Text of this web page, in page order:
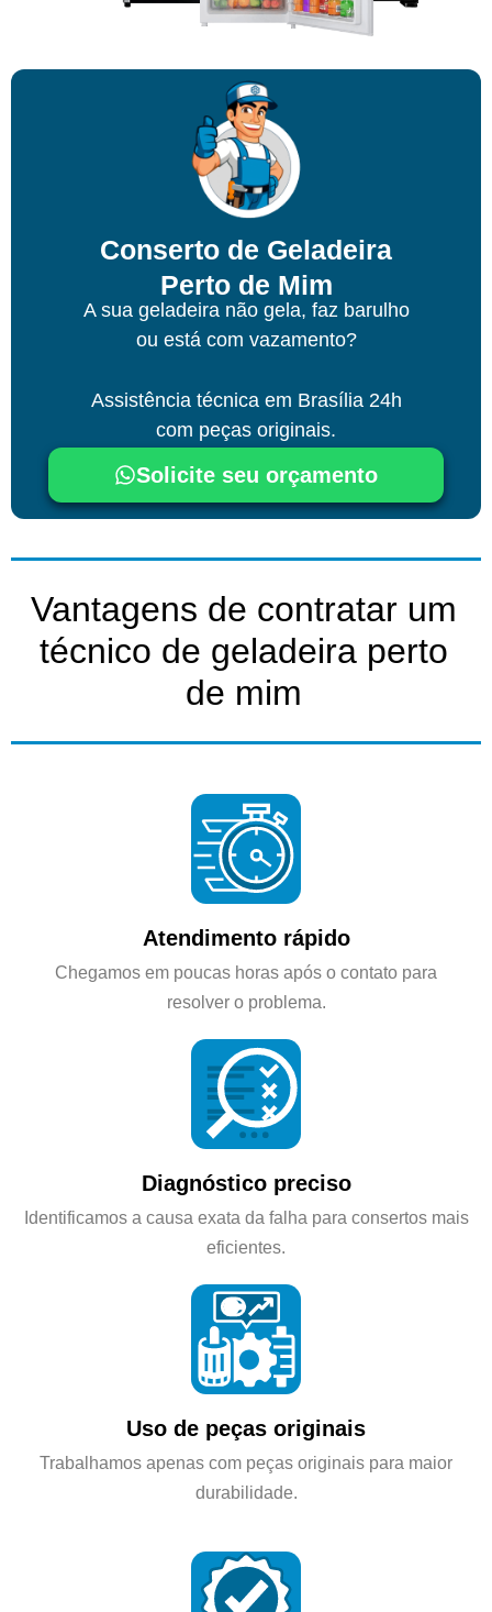
Conserto de Geladeira
Perto de Mim
A sua geladeira não gela, faz barulho
ou está com vazamento?
Assistência técnica em Brasília24h
com peças originais.
Solicite seu orçamento
Vantagens de contratar um
técnico de geladeira perto
de mim
Atendimento rápido
Chegamos em poucas horas após o contato para
resolver o problema.
Diagnóstico preciso
Identificamos a causa exata da falha para consertos mais
eficientes.
Uso de peças originais
Trabalhamos apenas com peças originais para maior
durabilidade.